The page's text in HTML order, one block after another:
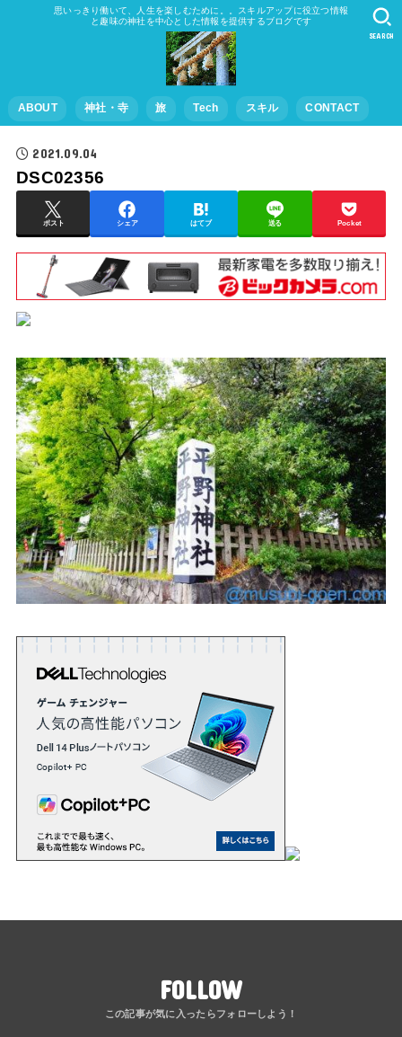
思いっきり働いて、人生を楽しむために。。スキルアップに役立つ情報
と趣味の神社を中心とした情報を提供するブログです
ABOUT 神社・寺 旅 Tech スキル CONTACT
SEARCH
2021.09.04
DSC02356
ポスト シェア はてブ 送る Pocket
FOLLOW